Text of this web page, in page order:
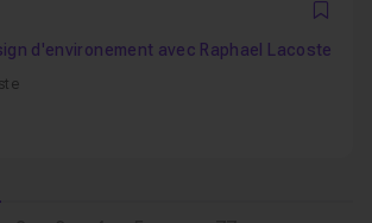
d'environement avec Raphael Lacoste